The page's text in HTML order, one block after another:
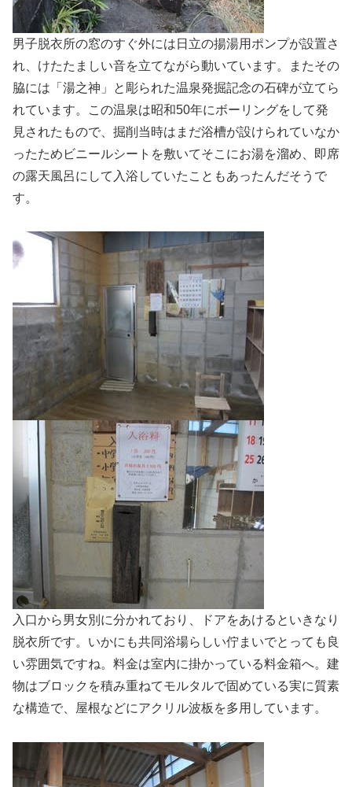
男子脱衣所の窓のすぐ外には日立の揚湯用ポンプが設置さ
れ、けたたましい音を立てながら動いています。またその
脇には「湯之神」と彫られた温泉発掘記念の石碑が立てら
れています。この温泉は昭和50年にボーリングをして発
見されたもので、掘削当時はまだ浴槽が設けられていなか
ったためビニールシートを敷いてそこにお湯を溜め、即席
の露天風呂にして入浴していたこともあったんだそうで
す。
入口から男女別に分かれており、ドアをあけるといきなり
脱衣所です。いかにも共同浴場らしい佇まいでとっても良
い雰囲気ですね。料金は室内に掛かっている料金箱へ。建
物はブロックを積み重ねてモルタルで固めている実に質素
な構造で、屋根などにアクリル波板を多用しています。